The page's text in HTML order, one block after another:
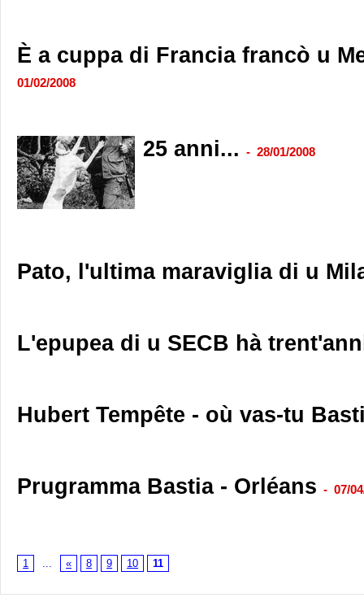
È a cuppa di Francia francò u
01/02/2008
25 anni... - 28/01/2008
Pato, l'ultima maraviglia di u
L'epupea di u SECB hà
Hubert Tempête - où vas-tu
Prugramma Bastia - Orléans - 07/
1 ... « 8 9 10 11